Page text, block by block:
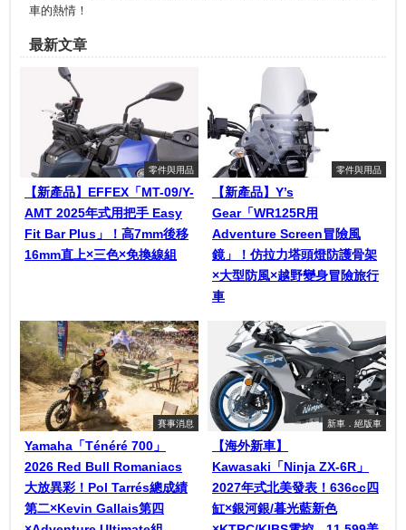
車的熱情！
最新文章
零件與用品
【新產品】EFFEX「MT-09/Y-
AMT 2025年式用把手 Easy
Fit Bar Plus」！高7mm後移
16mm直上×三色×免換線組
零件與用品
【新產品】Y’s
Gear「WR125R用
Adventure Screen冒險風
鏡」！仿拉力塔頭燈防護骨架
×大型防風×越野變身冒險旅行
車
賽事消息
Yamaha「Ténéré 700」
2026 Red Bull Romaniacs
大放異彩！Pol Tarrés總成績
第二×Kevin Gallais第四
新車．絕版車
【海外新車】
Kawasaki「Ninja ZX-6R」
2027年式北美發表！636cc四
缸×銀河銀/暮光藍新色